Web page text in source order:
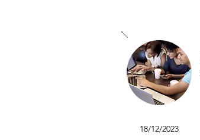
18/12/2023